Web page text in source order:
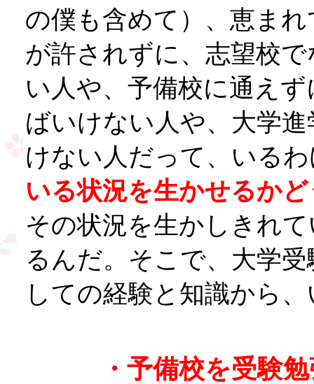
の僕も含めて）、恵ま
が許されずに、志望校
い人や、予備校に通え
ばいけない人や、大学
けない人だって、いる
いる状況を生かせるか
その状況を生かしきれ
るんだ。そこで、大学
しての経験と知識から
・予備校を受験